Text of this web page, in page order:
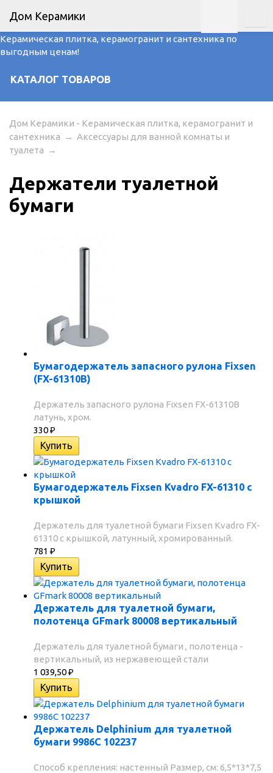
Керамическая плитка, керамогранит и сантехника по
выгодным ценам!
КАТАЛОГ ТОВАРОВ
Дом Керамики
Дом Керамики - Керамическая плитка, керамогранит и
сантехника → Аксессуары для ванной комнаты и
туалета →
Держатели туалетной
бумаги
Бумагодержатель запасного рулона Fixsen
(FX-61310В)
Держатель запасного рулона Fixsen FX-61310В
латунь, хром.
330₽
Бумагодержатель Fixsen Kvadro FX-61310 с
крышкой
Держатель для туалетной бумаги Fixsen Kvadro FX-
61310 с крышкой, латунный, хромированный.
781 ₽
Держатель для туалетной бумаги,
полотенца GFmark 80008 вертикальный
Держатель для туалетной бумаги , полотенца -
вертикальный, из нержавеющей стали
1 039,50₽
Держатель Delphinium для туалетной
бумаги 9986С 102237
Способ крепления: настенный Размер, см: 6,5*13*7,5